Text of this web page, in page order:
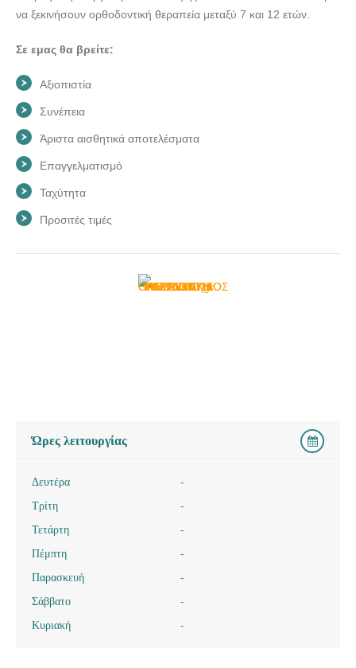
να ξεκινήσουν ορθοδοντική θεραπεία μεταξύ 7 και 12 ετών.
Σε εμας θα βρείτε:
Αξιοπιστία
Συνέπεια
Άριστα αισθητικά αποτελέσματα
Επαγγελματισμό
Ταχύτητα
Προσιτές τιμές
Ώρες λειτουργίας
Δευτέρα
-
Τρίτη
-
Τετάρτη
-
Πέμπτη
-
Παρασκευή
-
Σάββατο
-
Κυριακή
-